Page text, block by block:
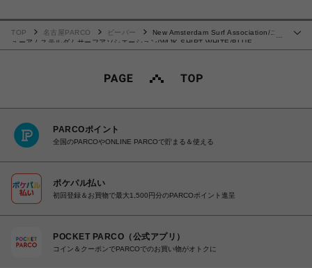
…
TOP 名古屋PARCO ビーバー
New Amsterdam Surf Association/ニ
ューアムステルダムサーフアソシエーション/WIJK SHIRT WHITE/BLUE
STRIPES
PARCOポイント
全国のPARCOやONLINE PARCOで貯まる＆使える
ポケパル払い
初回登録＆お買物で最大1,500円分のPARCOポイント進呈
POCKET PARCO（公式アプリ）
コイン＆クーポンでPARCOでのお買い物がオトクに